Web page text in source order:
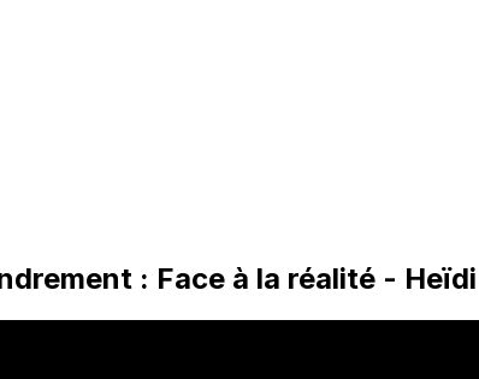
: Face à la réalité -